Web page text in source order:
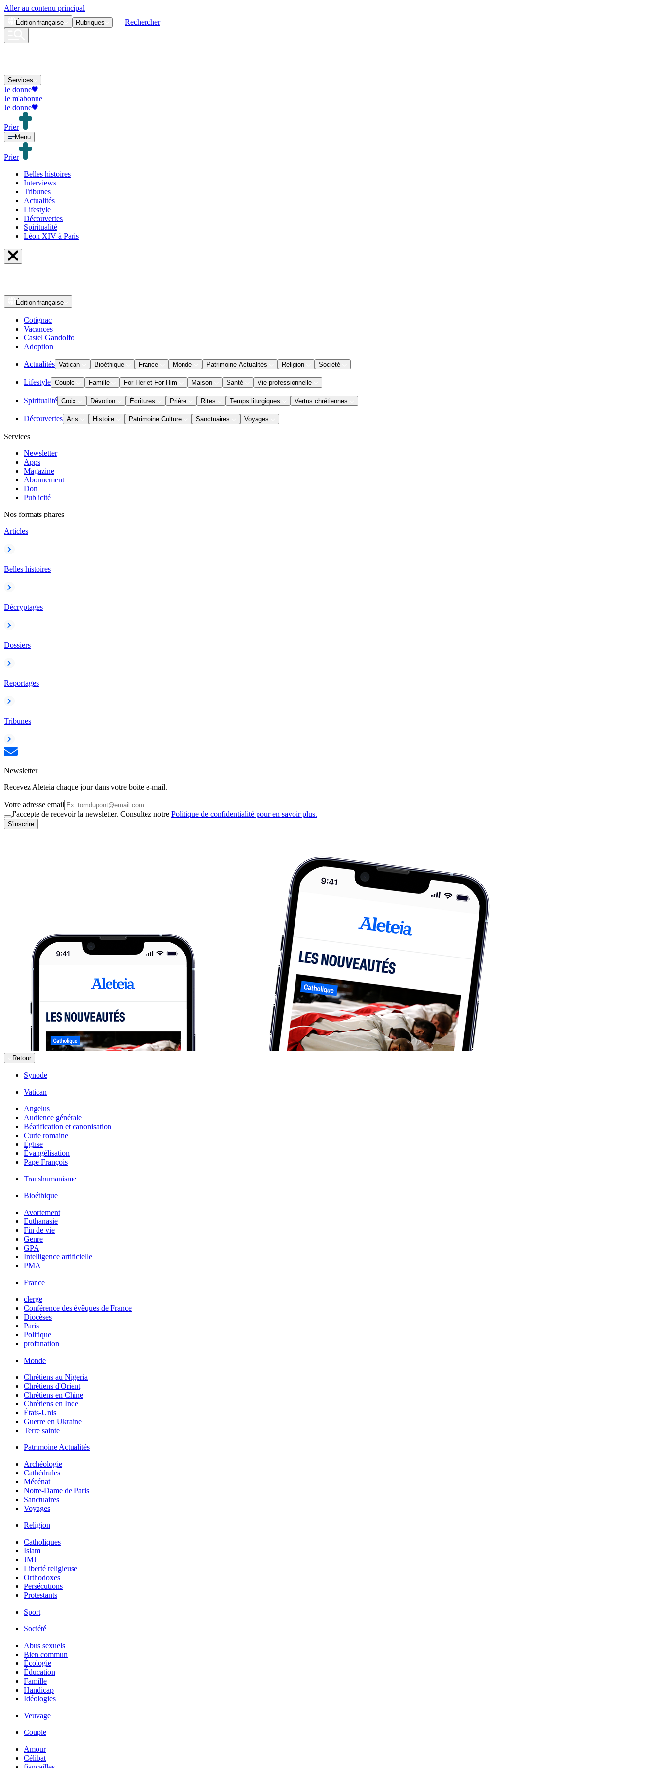
Aller au contenu principal
Édition française Rubriques Rechercher
Services
Je donne
Je m'abonne
Je donne
Prier
Menu
Prier
Belles histoires
Interviews
Tribunes
Actualités
Lifestyle
Découvertes
Spiritualité
Léon XIV à Paris
Édition française
Cotignac
Vacances
Castel Gandolfo
Adoption
Actualités Vatican Bioéthique France Monde Patrimoine Actualités Religion Société
Lifestyle Couple Famille For Her et For Him Maison Santé Vie professionnelle
Spiritualité Croix Dévotion Écritures Prière Rites Temps liturgiques Vertus chrétiennes
Découvertes Arts Histoire Patrimoine Culture Sanctuaires Voyages
Services
Newsletter
Apps
Magazine
Abonnement
Don
Publicité
Nos formats phares
Articles
Belles histoires
Décryptages
Dossiers
Reportages
Tribunes
Newsletter
Recevez Aleteia chaque jour dans votre boite e-mail.
Votre adresse email
J'accepte de recevoir la newsletter. Consultez notre Politique de confidentialité pour en savoir plus.
S'inscrire
Retour
Synode
Vatican
Angelus
Audience générale
Béatification et canonisation
Curie romaine
Église
Évangélisation
Pape François
Transhumanisme
Bioéthique
Avortement
Euthanasie
Fin de vie
Genre
GPA
Intelligence artificielle
PMA
France
clerge
Conférence des évêques de France
Diocèses
Paris
Politique
profanation
Monde
Chrétiens au Nigeria
Chrétiens d'Orient
Chrétiens en Chine
Chrétiens en Inde
États-Unis
Guerre en Ukraine
Terre sainte
Patrimoine Actualités
Archéologie
Cathédrales
Mécénat
Notre-Dame de Paris
Sanctuaires
Voyages
Religion
Catholiques
Islam
JMJ
Liberté religieuse
Orthodoxes
Persécutions
Protestants
Sport
Société
Abus sexuels
Bien commun
Écologie
Éducation
Famille
Handicap
Idéologies
Veuvage
Couple
Amour
Célibat